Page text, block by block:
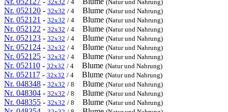
32x32 / 4 (Natur und Nahrung)
Nr. 052120 - 32x32 / 4 Blume (Natur und Nahrung)
Nr. 052121 - 32x32 / 4 Blume (Natur und Nahrung)
Nr. 052122 - 32x32 / 4 Blume (Natur und Nahrung)
Nr. 052123 - 32x32 / 4 Blume (Natur und Nahrung)
Nr. 052124 - 32x32 / 4 Blume (Natur und Nahrung)
Nr. 052125 - 32x32 / 4 Blume (Natur und Nahrung)
Nr. 052110 - 32x32 / 4 Blume (Natur und Nahrung)
Nr. 052117 - 32x32 / 4 Blume (Natur und Nahrung)
Nr. 048348 - 32x32 / 8 Blume (Natur und Nahrung)
Nr. 048304 - 32x32 / 8 Blume (Natur und Nahrung)
Nr. 048355 - 32x32 / 8 Blume (Natur und Nahrung)